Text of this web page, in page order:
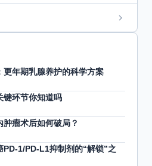
年期乳腺养护的科学方案
键环节你知道吗
瘤术后如何破局？
PD-1/PD-L1抑制剂的“解锁”之